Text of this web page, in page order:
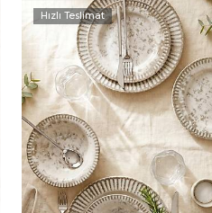
Hızlı Teslimat